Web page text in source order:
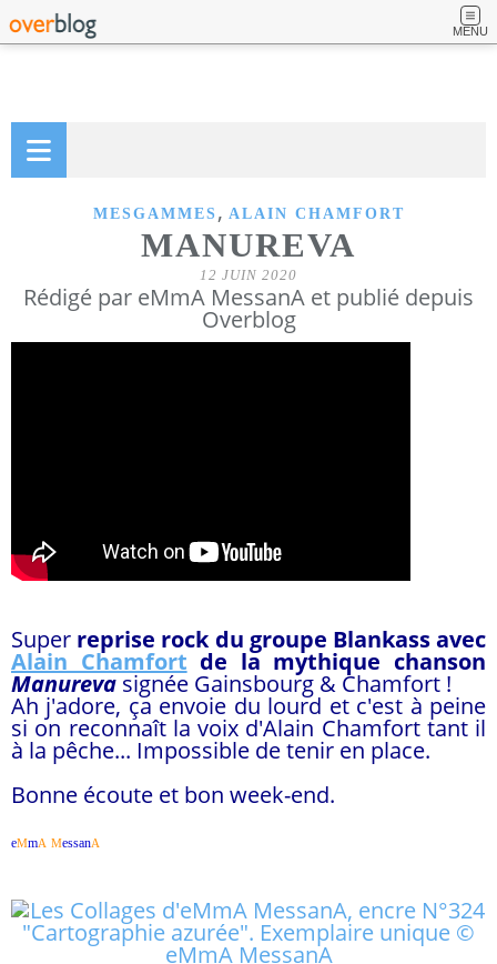
MENU
MESGAMMES , ALAIN CHAMFORT
MANUREVA
12 JUIN 2020
Rédigé par eMmA MessanA et publié depuis
Overblog
Super reprise rock du groupe Blankass avec
Alain Chamfort de la mythique chanson
Manureva signée Gainsbourg & Chamfort !
Ah j'adore, ça envoie du lourd et c'est à peine
si on reconnaît la voix d'Alain Chamfort tant il
à la pêche... Impossible de tenir en place.
Bonne écoute et bon week-end.
eMmA MessanA